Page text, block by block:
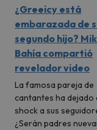
¿Greeicy está
embarazada de
segundo hijo?
Bahía compartió
revelador video
La famosa pareja de
cantantes ha dejado
shock a sus
¿Serán padres